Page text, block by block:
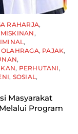
RAHARJA,
,
,
OLAHRAGA, PAJAK,
,
, PERHUTANI ,
, SOSIAL ,
Masyarakat
Program